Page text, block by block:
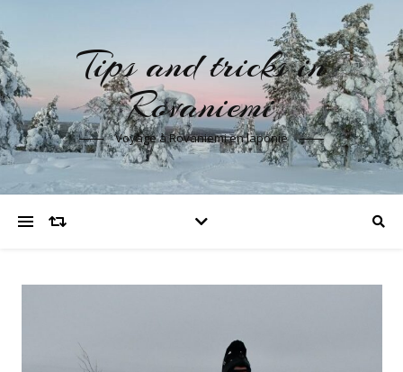
Tips and tricks in
Rovaniemi
Voyage à Rovaniemi en laponie